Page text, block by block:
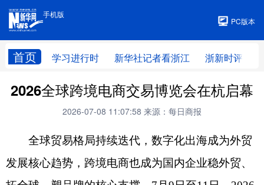
手机版
PC版本
首页 学习进行时 新华社记者看浙江 浙新时评
手机版
2026全球跨境电商交易博览会在杭启幕
2026-07-08 11:07:58 来源：每日商报
全球贸易格局持续迭代，数字化出海成为外贸
发展核心趋势，跨境电商也成为国内企业稳外贸、